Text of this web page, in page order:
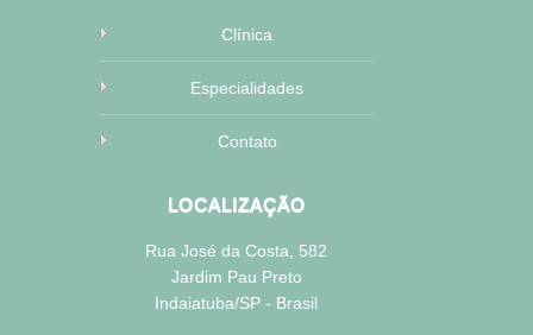
Clínica
Especialidades
Contato
LOCALIZAÇÃO
Rua José da Costa, 582
Jardim Pau Preto
Indaiatuba/SP - Brasil